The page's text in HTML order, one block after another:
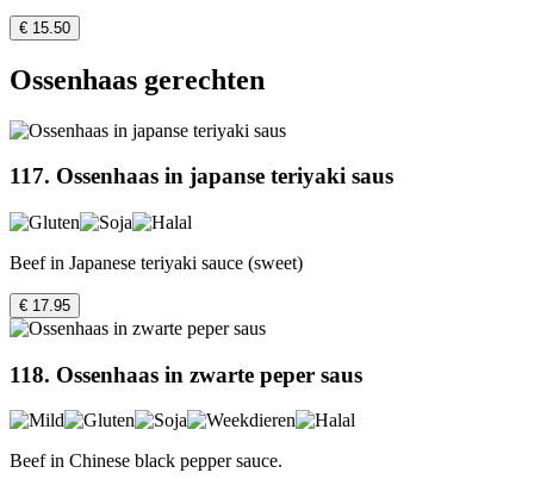
€ 15.50
Ossenhaas gerechten
117. Ossenhaas in japanse teriyaki saus
Beef in Japanese teriyaki sauce (sweet)
€ 17.95
118. Ossenhaas in zwarte peper saus
Beef in Chinese black pepper sauce.